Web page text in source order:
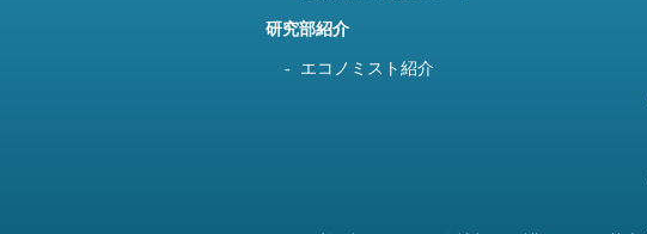
研究部紹介
エコノミスト紹介